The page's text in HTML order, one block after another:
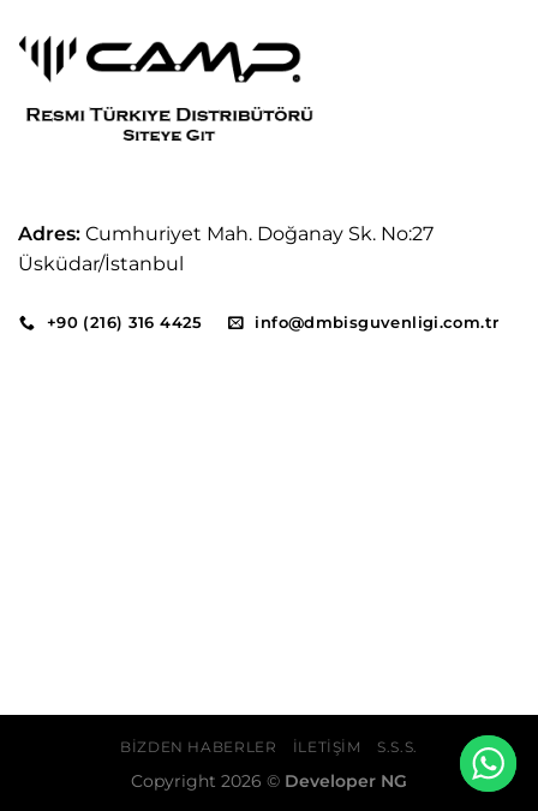
Adres: Cumhuriyet Mah. Doğanay Sk. No:27
Üsküdar/İstanbul
+90 (216) 316 4425 info@dmbisguvenligi.com.tr
BIZDEN HABERLER İLETIŞIM S.S.S.
Copyright 2026 © Developer NG